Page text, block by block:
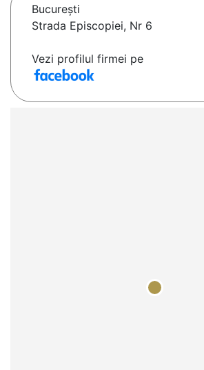
Bucureşti
Strada Episcopiei, Nr 6
Vezi profilul firmei pe